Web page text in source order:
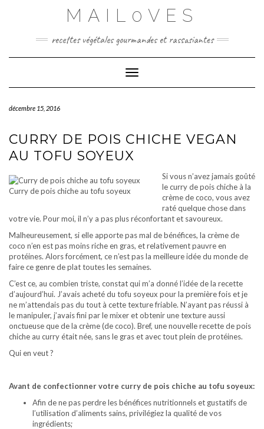
MAIL0VES
recettes végétales gourmandes et rassasiantes
Toggle Navigation
décembre 15, 2016
CURRY DE POIS CHICHE VEGAN
AU TOFU SOYEUX
Curry de pois chiche au tofu soyeux
Si vous n’avez jamais goûté
le curry de pois chiche à la
crème de coco, vous avez
raté quelque chose dans
votre vie. Pour moi, il n’y a pas plus réconfortant et savoureux.
Malheureusement, si elle apporte pas mal de bénéfices, la crème de
coco n’en est pas moins riche en gras, et relativement pauvre en
protéines. Alors forcément, ce n’est pas la meilleure idée du monde de
faire ce genre de plat toutes les semaines.
C’est ce, au combien triste, constat qui m’a donné l’idée de la recette
d’aujourd’hui. J’avais acheté du tofu soyeux pour la première fois et je
ne m’attendais pas du tout à cette texture friable. N’ayant pas réussi à
le manipuler, j’avais fini par le mixer et obtenir une texture aussi
onctueuse que de la crème (de coco). Bref, une nouvelle recette de pois
chiche au curry était née, sans le gras et avec tout plein de protéines.
Qui en veut ?
Avant de confectionner votre curry de pois chiche au tofu soyeux:
Afin de ne pas perdre les bénéfices nutritionnels et gustatifs de
l’utilisation d’aliments sains, privilégiez la qualité de vos
ingrédients;